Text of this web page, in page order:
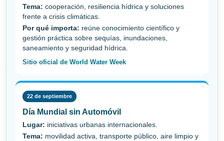
Tema: cooperación, resiliencia hídrica y soluciones
frente a crisis climáticas.
Por qué importa: reúne conocimiento científico y
gestión práctica sobre sequías, inundaciones,
saneamiento y seguridad hídrica.
Sitio oficial de World Water Week
22 de septiembre
Día Mundial sin Automóvil
Lugar: iniciativas urbanas internacionales.
Tema: movilidad activa, transporte público, aire limpio y